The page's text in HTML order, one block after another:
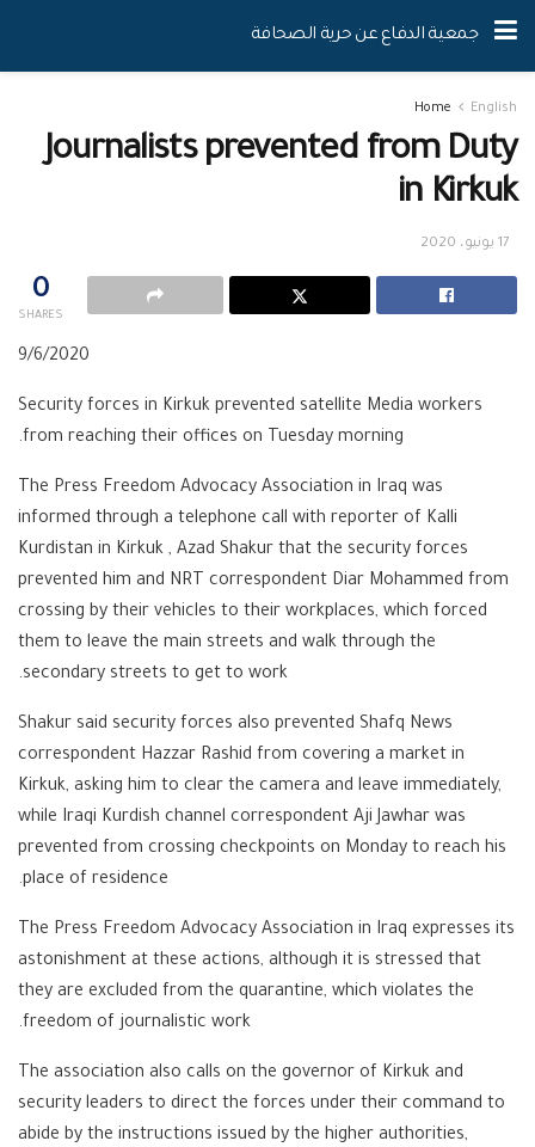
جمعية الدفاع عن حرية الصحافة
Home English
Journalists prevented from Duty
in Kirkuk
17 يونيو، 2020
0
SHARES
9/6/2020
Security forces in Kirkuk prevented satellite Media workers
from reaching their offices on Tuesday morning.
The Press Freedom Advocacy Association in Iraq was
informed through a telephone call with reporter of Kalli
Kurdistan in Kirkuk , Azad Shakur that the security forces
prevented him and NRT correspondent Diar Mohammed from
crossing by their vehicles to their workplaces, which forced
them to leave the main streets and walk through the
secondary streets to get to work.
Shakur said security forces also prevented Shafq News
correspondent Hazzar Rashid from covering a market in
Kirkuk, asking him to clear the camera and leave immediately,
while Iraqi Kurdish channel correspondent Aji Jawhar was
prevented from crossing checkpoints on Monday to reach his
place of residence.
The Press Freedom Advocacy Association in Iraq expresses its
astonishment at these actions, although it is stressed that
they are excluded from the quarantine, which violates the
freedom of journalistic work.
The association also calls on the governor of Kirkuk and
security leaders to direct the forces under their command to
abide by the instructions issued by the higher authorities,